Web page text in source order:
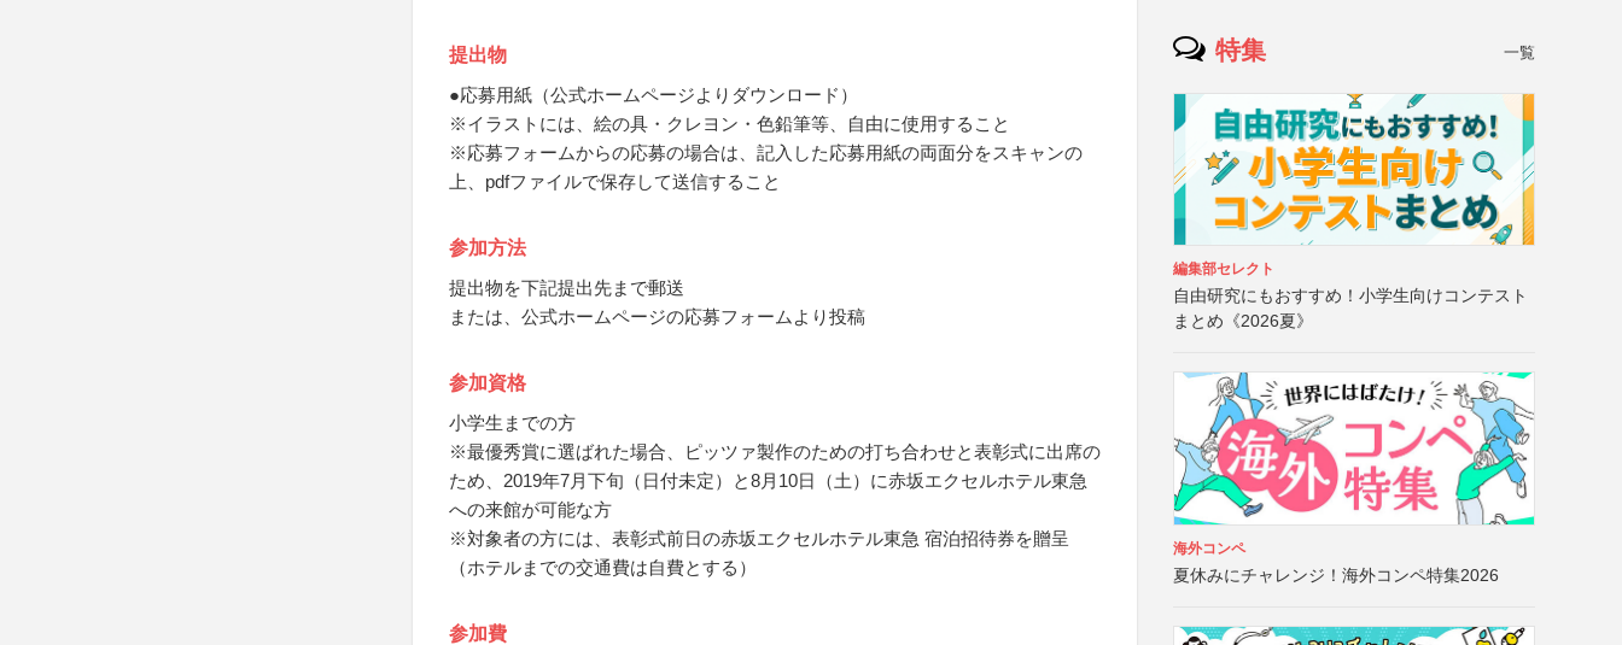
提出物
●応募用紙（公式ホームページよりダウンロード）
※イラストには、絵の具・クレヨン・色鉛筆等、自由に使用すること
※応募フォームからの応募の場合は、記入した応募用紙の両面分をスキャンの
上、pdfファイルで保存して送信すること
参加方法
提出物を下記提出先まで郵送
または、公式ホームページの応募フォームより投稿
参加資格
小学生までの方
※最優秀賞に選ばれた場合、ピッツァ製作のための打ち合わせと表彰式に出席の
ため、2019年7月下旬（日付未定）と8月10日（土）に赤坂エクセルホテル東急
への来館が可能な方
※対象者の方には、表彰式前日の赤坂エクセルホテル東急 宿泊招待券を贈呈
（ホテルまでの交通費は自費とする）
参加費
特集 一覧
編集部セレクト
自由研究にもおすすめ！小学生向けコンテスト
まとめ《2026夏》
海外コンペ
夏休みにチャレンジ！海外コンペ特集2026